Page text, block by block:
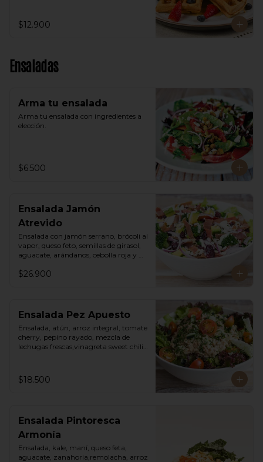
$12.900
Ensaladas
Arma tu ensalada
Arma tu ensalada con ingredientes a
elección.
$6.500
Ensalada Jamón
Atrevido
Ensalada con jamón serrano, brócoli al
vapor, queso feto, semillas de girasol,
aguacate, arándanos, cebolla roja y
$26.900
Ensalada Pez Apuesto
Ensalada, atún, arroz integral, tomate
cherry, pepino rayado, mezcla de
lechugas frescas,vinagreta sweet chili
$18.500
Ensalada Pintoresca
Armonía
Ensalada, kale, maní, queso feta,
aguacate, zanahoria,remolacha, arroz